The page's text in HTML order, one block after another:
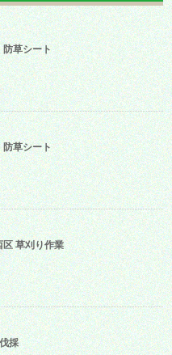
草シート
草シート
区 草刈り作業
採